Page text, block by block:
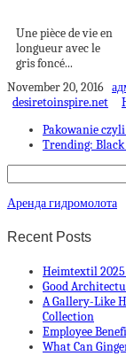
Une pièce de vie en
longueur avec le
gris foncé...
November 20, 2016
desiretoinspire.net
Pakowanie
Trending: Black
Аренда гидромолота
Recent Posts
Heimtextil 2025
Good
A Gallery-Like
Collection
Employee
What Can